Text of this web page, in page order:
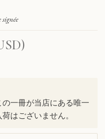
一冊が当店にある唯一
はございません。